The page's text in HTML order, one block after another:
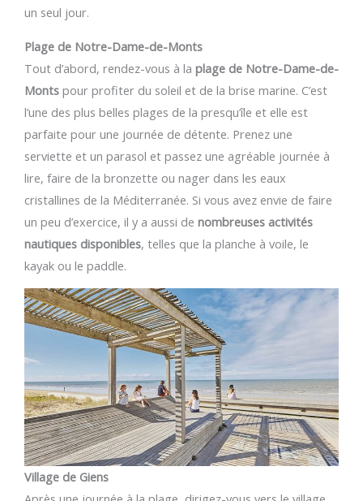
un seul jour.
Plage de Notre-Dame-de-Monts
Tout d’abord, rendez-vous à la plage de Notre-Dame-de-
Monts pour profiter du soleil et de la brise marine. C’est
l’une des plus belles plages de la presqu’île et elle est
parfaite pour une journée de détente. Prenez une
serviette et un parasol et passez une agréable journée à
lire, faire de la bronzette ou nager dans les eaux
cristallines de la Méditerranée. Si vous avez envie de faire
un peu d’exercice, il y a aussi de nombreuses activités
nautiques disponibles, telles que la planche à voile, le
kayak ou le paddle.
Village de Giens